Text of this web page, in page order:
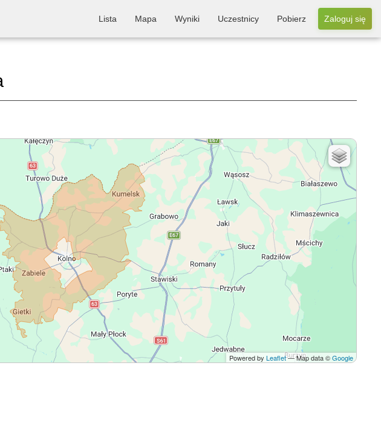
Lista Mapa Wyniki Uczestnicy Pobierz Zaloguj się
Powered by Leaflet— Map data ©Google